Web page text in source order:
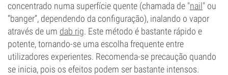
concentrado numa superfície quente (chamada de "nail" ou
“banger”, dependendo da configuração), inalando o vapor
através de um dab rig. Este método é bastante rápido e
potente, tornando-se uma escolha frequente entre
utilizadores experientes. Recomenda-se precaução quando
se inicia, pois os efeitos podem ser bastante intensos.